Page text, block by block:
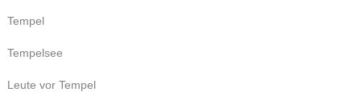
Tempel
Tempelsee
Leute vor Tempel